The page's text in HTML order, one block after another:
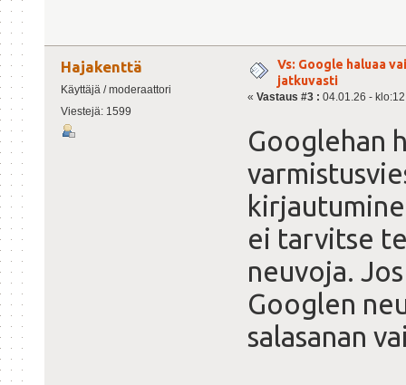
Hajakenttä
Käyttäjä / moderaattori
Viestejä: 1599
Vs: Google haluaa
jatkuvasti
« Vastaus #3 : 04.01.26 -
Googlehan
ei tarvitse
neuvoja.
Googlen
salasanan